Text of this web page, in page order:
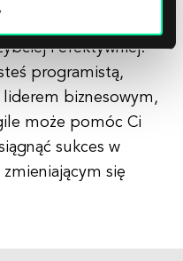
organizacjom
i efektywniej.
programistą,
biznesowym,
może pomóc Ci
sukces w
się